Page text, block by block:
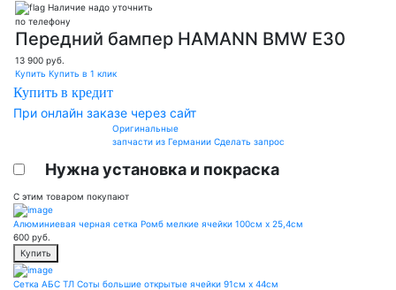
Наличие надо уточнить
по телефону
Передний бампер HAMANN BMW E30
13 900 руб.
Купить Купить в 1 клик
Купить в кредит
При онлайн заказе через сайт
Оригинальные
запчасти из Германии Сделать запрос
Нужна установка и покраска
С этим товаром покупают
Алюминиевая черная сетка Ромб мелкие ячейки 100см х 25,4см
600 руб.
Купить
Сетка АБС ТЛ Соты большие открытые ячейки 91см х 44см